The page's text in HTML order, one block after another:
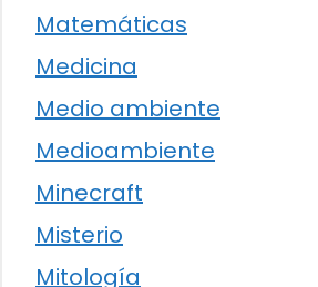
Matemáticas
Medicina
Medio ambiente
Medioambiente
Minecraft
Misterio
Mitología